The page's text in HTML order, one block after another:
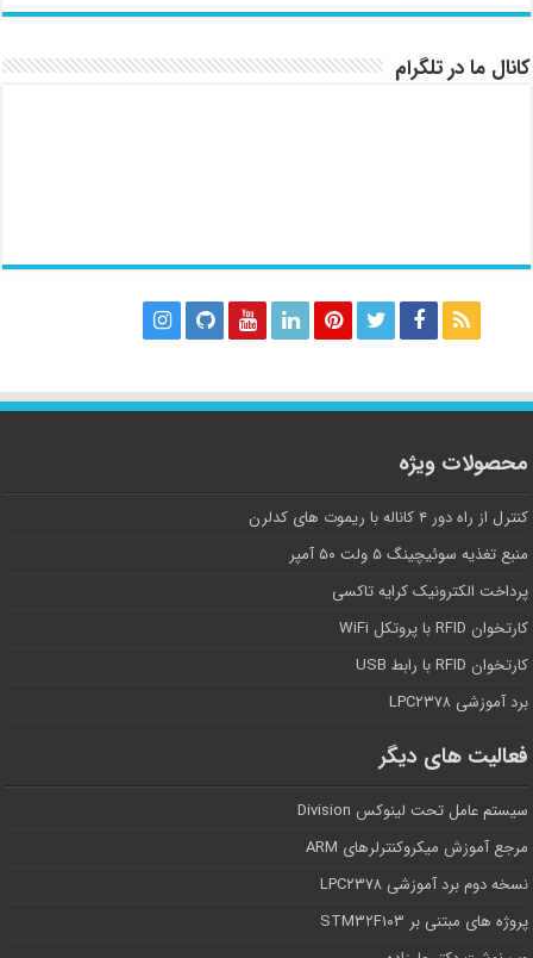
کانال ما در تلگرام
محصولات ویژه
کنترل از راه دور ۴ کاناله با ریموت های کدلرن
منبع تغذیه سوئیچینگ ۵ ولت ۵۰ آمپر
پرداخت الکترونیک کرایه تاکسی
کارتخوان RFID با پروتکل WiFi
کارتخوان RFID با رابط USB
برد آموزشی LPC۲۳۷۸
فعالیت های دیگر
سیستم عامل تحت لینوکس Division
مرجع آموزش میکروکنترلرهای ARM
نسخه دوم برد آموزشی LPC۲۳۷۸
پروژه های مبتنی بر STM۳۲F۱۰۳